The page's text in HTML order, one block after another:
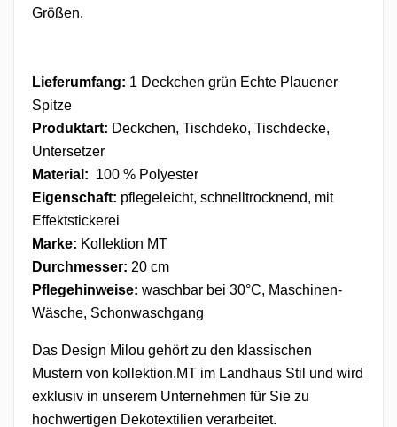
Größen.
Lieferumfang: 1 Deckchen grün Echte Plauener
Spitze
Produktart: Deckchen, Tischdeko, Tischdecke,
Untersetzer
Material: 100 % Polyester
Eigenschaft: pflegeleicht, schnelltrocknend, mit
Effektstickerei
Marke: Kollektion MT
Durchmesser: 20 cm
Pflegehinweise: waschbar bei 30°C, Maschinen-
Wäsche, Schonwaschgang
Das Design Milou gehört zu den klassischen
Mustern von kollektion.MT im Landhaus Stil und wird
exklusiv in unserem Unternehmen für Sie zu
hochwertigen Dekotextilien verarbeitet.